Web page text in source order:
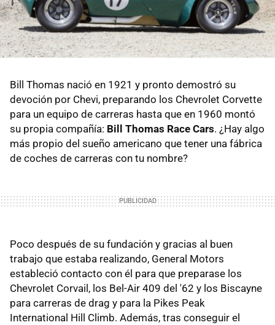
Bill Thomas nació en 1921 y pronto demostró su
devoción por Chevi, preparando los Chevrolet Corvette
para un equipo de carreras hasta que en 1960 montó
su propia compañía: Bill Thomas Race Cars. ¿Hay algo
más propio del sueño americano que tener una fábrica
de coches de carreras con tu nombre?
Poco después de su fundación y gracias al buen
trabajo que estaba realizando, General Motors
estableció contacto con él para que preparase los
Chevrolet Corvail, los Bel-Air 409 del '62 y los Biscayne
para carreras de drag y para la Pikes Peak
International Hill Climb. Además, tras conseguir el